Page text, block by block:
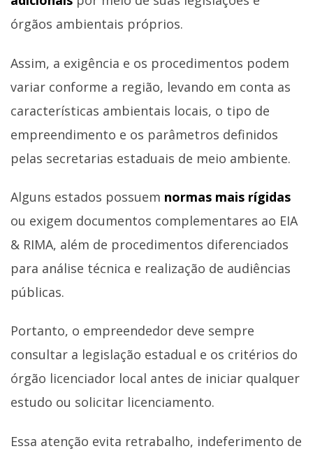
órgãos ambientais próprios.
Assim, a exigência e os procedimentos podem
variar conforme a região, levando em conta as
características ambientais locais, o tipo de
empreendimento e os parâmetros definidos
pelas secretarias estaduais de meio ambiente.
Alguns estados possuem normas mais rígidas
ou exigem documentos complementares ao EIA
& RIMA, além de procedimentos diferenciados
para análise técnica e realização de audiências
públicas.
Portanto, o empreendedor deve sempre
consultar a legislação estadual e os critérios do
órgão licenciador local antes de iniciar qualquer
estudo ou solicitar licenciamento.
Essa atenção evita retrabalho, indeferimento de